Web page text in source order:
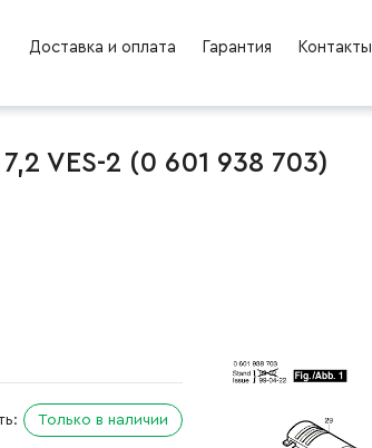
Доставка и оплата Гарантия Контакты
VES-2 (0 601 938 703)
Только в наличии